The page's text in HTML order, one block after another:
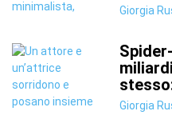
Giorgia
Giorgia